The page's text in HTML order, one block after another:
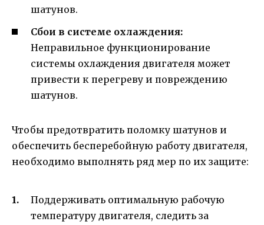
шатунов.
Сбои в системе охлаждения:
Неправильное функционирование
системы охлаждения двигателя может
привести к перегреву и повреждению
шатунов.
Чтобы предотвратить поломку шатунов и
обеспечить бесперебойную работу двигателя,
необходимо выполнять ряд мер по их защите:
Поддерживать оптимальную рабочую
температуру двигателя, следить за